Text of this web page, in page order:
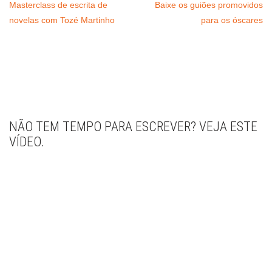
Masterclass de escrita de
novelas com Tozé Martinho
Baixe os guiões promovidos
para os óscares
NÃO TEM TEMPO PARA ESCREVER? VEJA ESTE
VÍDEO.